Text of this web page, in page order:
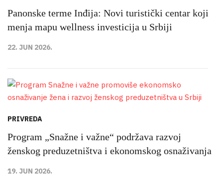
Panonske terme Inđija: Novi turistički centar koji
menja mapu wellness investicija u Srbiji
22. JUN 2026.
PRIVREDA
Program „Snažne i važne“ podržava razvoj
ženskog preduzetništva i ekonomskog osnaživanja
19. JUN 2026.